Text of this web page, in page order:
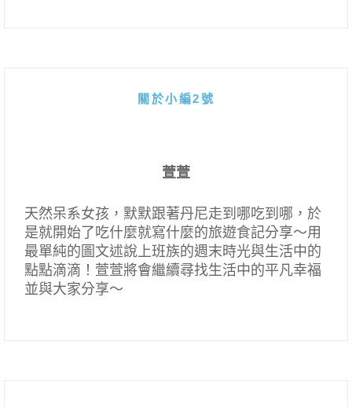
關於小編2號
萱萱
天然呆系女孩，默默跟著丹尼走到哪吃到哪，於
是就開始了吃什麼就寫什麼的旅遊食記分享～用
最單純的圖文述說上班族的週末時光與生活中的
點點滴滴！萱萱將會繼續尋找生活中的平凡幸福
並與大家分享～